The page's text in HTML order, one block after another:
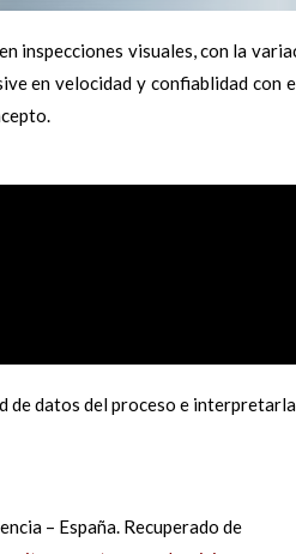
inspecciones visuales, con la
en velocidad y confiablidad con
de datos del proceso e
– España. Recuperado de